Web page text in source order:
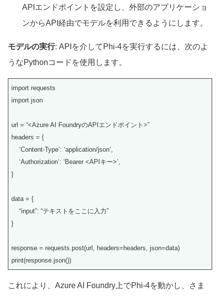
APIエンドポイントを設定し、外部のアプリケーショ
ンからAPI経由でモデルを利用できるようにします。
モデルの実行: APIを介してPhi-4を実行するには、次のよ
うなPythonコードを使用します。
import requests
import json
url = “<Azure AI FoundryのAPIエンドポイント>”
headers = {
‘Content-Type’: ‘application/json’,
‘Authorization’: ‘Bearer <APIキー>’,
}
data = {
“input”: “テキストをここに入力”
}
response = requests.post(url, headers=headers, json=data)
print(response.json())
これにより、Azure AI Foundry上でPhi-4を動かし、さま